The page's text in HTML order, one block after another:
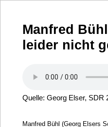
Manfred
leider nicht
Quelle: Georg Elser, SDR
Manfred Bühl (Georg Elsers